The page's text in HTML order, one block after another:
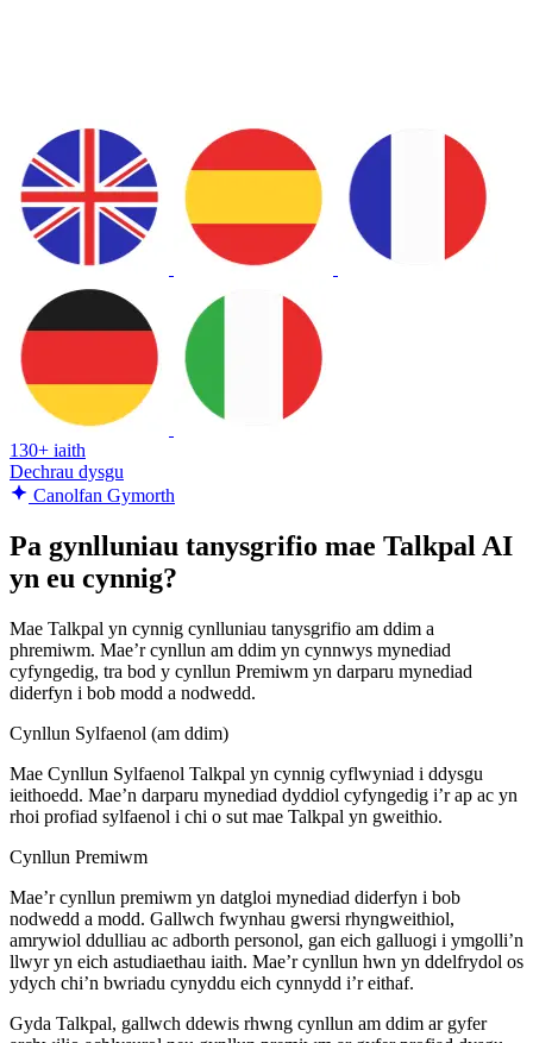
130+ iaith
Dechrau dysgu
Canolfan Gymorth
Pa gynlluniau tanysgrifio mae Talkpal AI
yn eu cynnig?
Mae Talkpal yn cynnig cynlluniau tanysgrifio am ddim a
phremiwm. Mae’r cynllun am ddim yn cynnwys mynediad
cyfyngedig, tra bod y cynllun Premiwm yn darparu mynediad
diderfyn i bob modd a nodwedd.
Cynllun Sylfaenol (am ddim)
Mae Cynllun Sylfaenol Talkpal yn cynnig cyflwyniad i ddysgu
ieithoedd. Mae’n darparu mynediad dyddiol cyfyngedig i’r ap ac yn
rhoi profiad sylfaenol i chi o sut mae Talkpal yn gweithio.
Cynllun Premiwm
Mae’r cynllun premiwm yn datgloi mynediad diderfyn i bob
nodwedd a modd. Gallwch fwynhau gwersi rhyngweithiol,
amrywiol ddulliau ac adborth personol, gan eich galluogi i ymgolli’n
llwyr yn eich astudiaethau iaith. Mae’r cynllun hwn yn ddelfrydol os
ydych chi’n bwriadu cynyddu eich cynnydd i’r eithaf.
Gyda Talkpal, gallwch ddewis rhwng cynllun am ddim ar gyfer